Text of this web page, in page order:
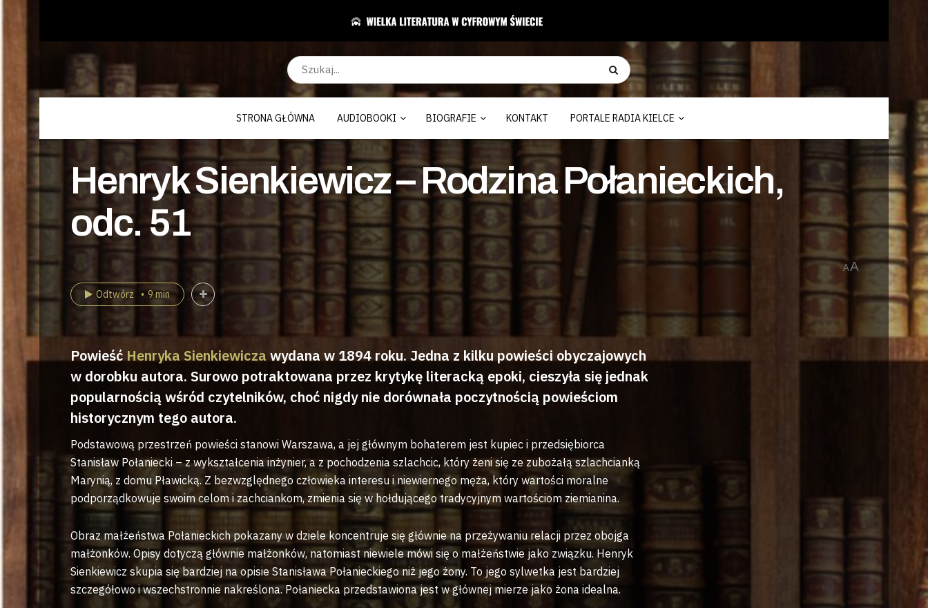
STRONA GŁÓWNA AUDIOBOOKI BIOGRAFIE KONTAKT PORTALE RADIA KIELCE
Henryk Sienkiewicz – Rodzina Połanieckich,
odc. 51
AA
Odtwórz 9 min
Powieść Henryka Sienkiewicza wydana w 1894 roku. Jedna z kilku powieści obyczajowych
w dorobku autora. Surowo potraktowana przez krytykę literacką epoki, cieszyła się jednak
popularnością wśród czytelników, choć nigdy nie dorównała poczytnością powieściom
historycznym tego autora.
Podstawową przestrzeń powieści stanowi Warszawa, a jej głównym bohaterem jest kupiec i przedsiębiorca
Stanisław Połaniecki – z wykształcenia inżynier, a z pochodzenia szlachcic, który żeni się ze zubożałą szlachcianką
Marynią, z domu Pławicką. Z bezwzględnego człowieka interesu i niewiernego męża, który wartości moralne
podporządkowuje swoim celom i zachciankom, zmienia się w hołdującego tradycyjnym wartościom ziemianina.
Obraz małżeństwa Połanieckich pokazany w dziele koncentruje się głównie na przeżywaniu relacji przez obojga
małżonków. Opisy dotyczą głównie małżonków, natomiast niewiele mówi się o małżeństwie jako związku. Henryk
Sienkiewicz skupia się bardziej na opisie Stanisława Połanieckiego niż jego żony. To jego sylwetka jest bardziej
szczegółowo i wszechstronnie nakreślona. Połaniecka przedstawiona jest w głównej mierze jako żona idealna.